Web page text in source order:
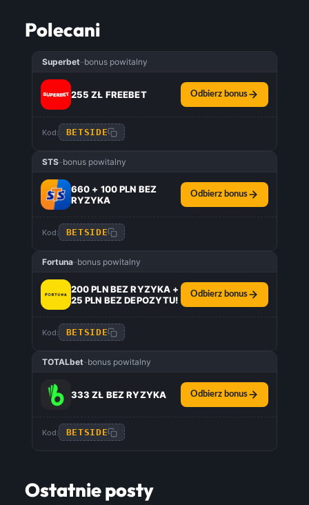
Polecani
Superbet–bonus powitalny
255 ZŁ FREEBET Odbierz bonus
Kod: BETSIDE
STS–bonus powitalny
660 + 100 PLN BEZ
RYZYKA
Odbierz bonus
Kod: BETSIDE
Fortuna–bonus powitalny
200 PLN BEZ RYZYKA +
25 PLN BEZ DEPOZYTU!
Odbierz bonus
Kod: BETSIDE
TOTALbet–bonus powitalny
333 ZŁ BEZ RYZYKA Odbierz bonus
Kod: BETSIDE
Ostatnie posty